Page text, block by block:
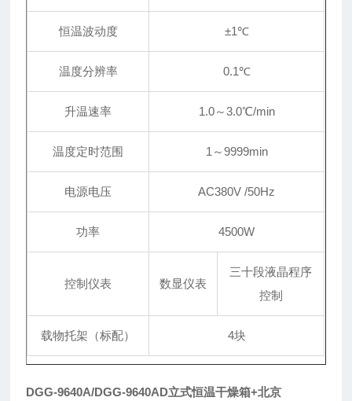
恒温波动度 ±1℃
温度分辨率 0.1℃
升温速率 1.0～3.0℃/min
温度定时范围 1～9999min
电源电压 AC380V /50Hz
功率 4500W
控制仪表 数显仪表
三十段液晶程序
控制
载物托架（标配） 4块
DGG-9640A/DGG-9640AD立式恒温干燥箱+北京